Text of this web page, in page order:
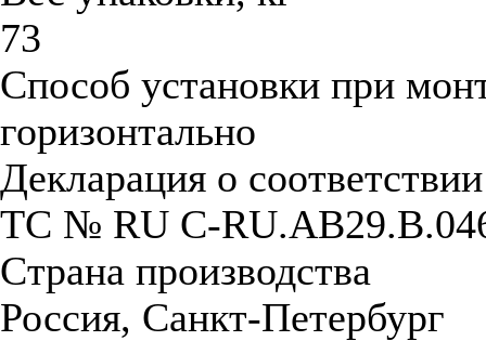
73
Способ установки при
горизонтально
Декларация о
ТС № RU С-
Страна производства
Россия, Санкт-Петербург